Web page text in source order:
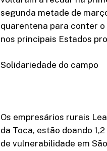
segunda metade de
quarentena para conter
nos principais Estados
Solidariedade do campo
Os empresários rurais
da Toca, estão doando
de vulnerabilidade em